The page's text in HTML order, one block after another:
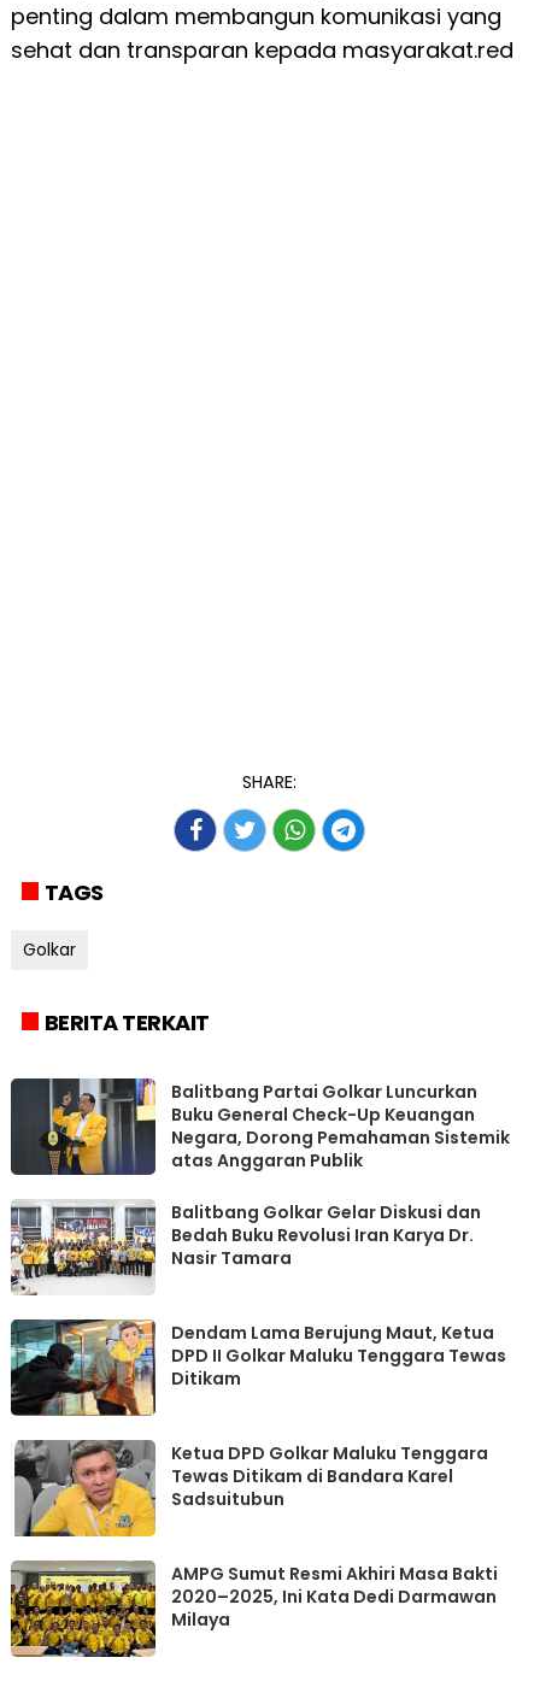
penting dalam membangun komunikasi yang
sehat dan transparan kepada masyarakat.red
SHARE:
TAGS
Golkar
BERITA TERKAIT
Balitbang Partai Golkar Luncurkan
Buku General Check-Up Keuangan
Negara, Dorong Pemahaman Sistemik
atas Anggaran Publik
Balitbang Golkar Gelar Diskusi dan
Bedah Buku Revolusi Iran Karya Dr.
Nasir Tamara
Dendam Lama Berujung Maut, Ketua
DPD II Golkar Maluku Tenggara Tewas
Ditikam
Ketua DPD Golkar Maluku Tenggara
Tewas Ditikam di Bandara Karel
Sadsuitubun
AMPG Sumut Resmi Akhiri Masa Bakti
2020–2025, Ini Kata Dedi Darmawan
Milaya